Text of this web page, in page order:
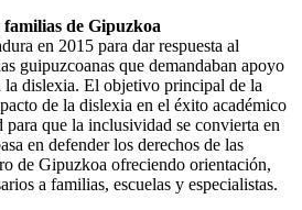
familias de Gipuzkoa
en 2015 para dar respuesta al
guipuzcoanas que demandaban apoyo
la dislexia. El objetivo principal de la
de la dislexia en el éxito académico
para que la inclusividad se convierta en
en defender los derechos de las
de Gipuzkoa ofreciendo orientación,
a familias, escuelas y especialistas.